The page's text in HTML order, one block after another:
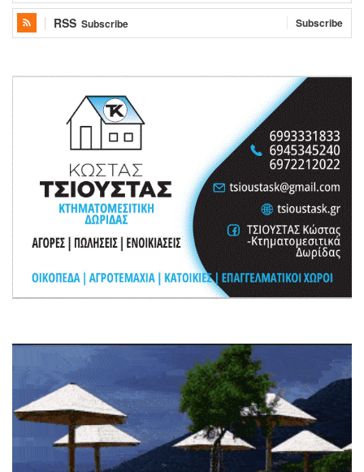
RSS Subscribe Subscribe